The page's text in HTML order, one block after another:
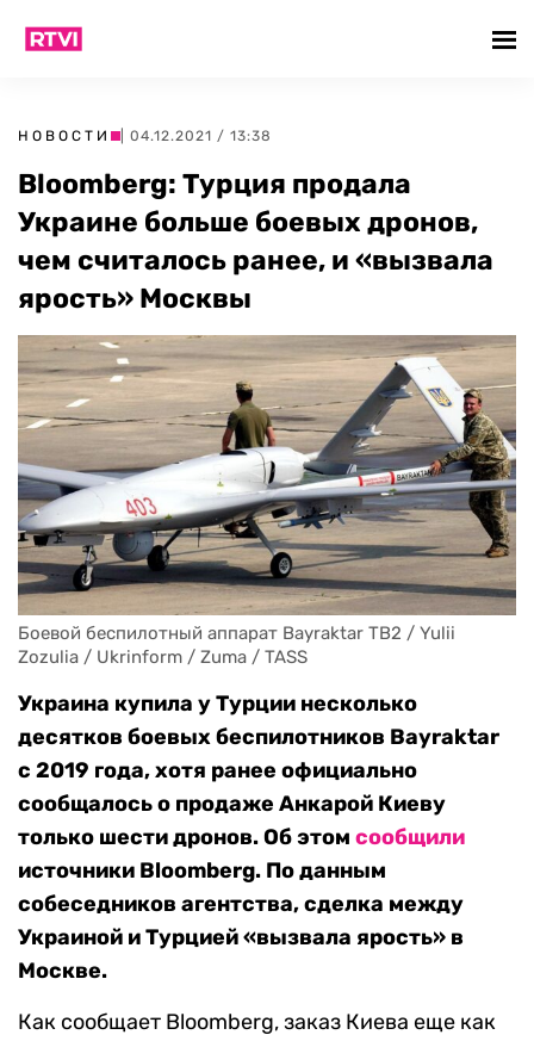
НОВОСТИ | 04.12.2021 / 13:38
Bloomberg: Турция продала
Украине больше боевых дронов,
чем считалось ранее, и «вызвала
ярость» Москвы
Боевой беспилотный аппарат Bayraktar TB2 / Yulii
Zozulia / Ukrinform / Zuma / TASS
Украина купила у Турции несколько
десятков боевых беспилотников Bayraktar
с 2019 года, хотя ранее официально
сообщалось о продаже Анкарой Киеву
только шести дронов. Об этом сообщили
источники Bloomberg. По данным
собеседников агентства, сделка между
Украиной и Турцией «вызвала ярость» в
Москве.
Как сообщает Bloomberg, заказ Киева еще как